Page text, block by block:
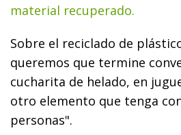
material recuperado.
Sobre el reciclado de
queremos que termine
cucharita de helado, en
otro elemento que tenga
personas".